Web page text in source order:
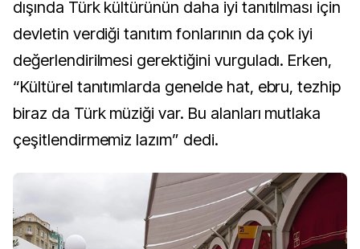
dışında Türk kültürünün daha iyi tanıtılması için
devletin verdiği tanıtım fonlarının da çok iyi
değerlendirilmesi gerektiğini vurguladı. Erken,
“Kültürel tanıtımlarda genelde hat, ebru, tezhip
biraz da Türk müziği var. Bu alanları mutlaka
çeşitlendirmemiz lazım” dedi.